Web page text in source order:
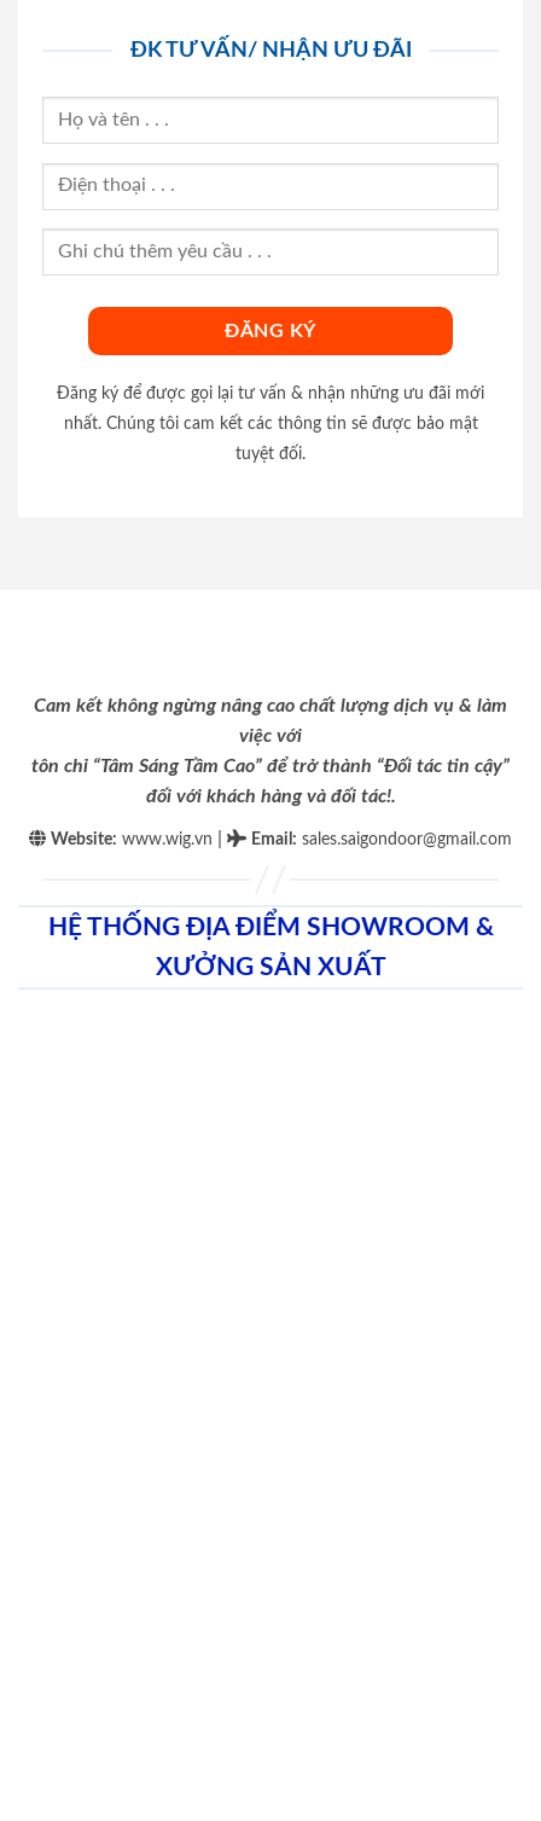
ĐK TƯ VẤN/ NHẬN ƯU ĐÃI
Đăng ký để được gọi lại tư vấn & nhận những ưu đãi mới
nhất. Chúng tôi cam kết các thông tin sẽ được bảo mật
tuyệt đối.
Cam kết không ngừng nâng cao chất lượng dịch vụ & làm
việc với
tôn chỉ “Tâm Sáng Tầm Cao” để trở thành “Đối tác tin cậy”
đối với khách hàng và đối tác!.
Website: www.wig.vn Email : sales.saigondoor@gmail.com
HỆ THỐNG ĐỊA ĐIỂM SHOWROOM &
XƯỞNG SẢN XUẤT